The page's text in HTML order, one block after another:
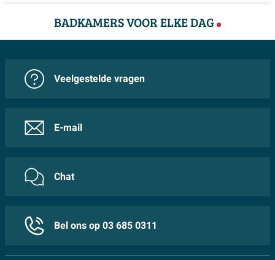
BADKAMERS VOOR ELKE DAG
Veelgestelde vragen
E-mail
Chat
Bel ons op 03 685 0311